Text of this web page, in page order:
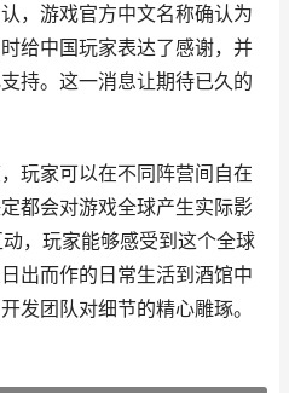
，游戏官方中文名称确认为
给中国玩家表达了感谢，并
持。这一消息让期待已久的
家可以在不同阵营间自在
都会对游戏全球产生实际影
，玩家能够感受到这个全球
出而作的日常生活到酒馆中
发团队对细节的精心雕琢。